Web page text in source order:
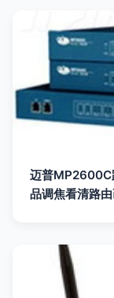
迈普
品调焦看清路